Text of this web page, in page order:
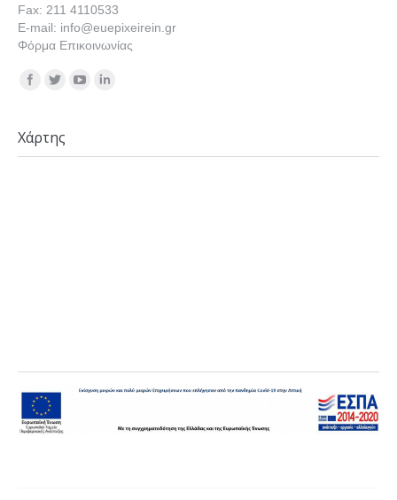
Fax: 211 4110533
E-mail: info@euepixeirein.gr
Φόρμα Επικοινωνίας
Find us on:
Χάρτης